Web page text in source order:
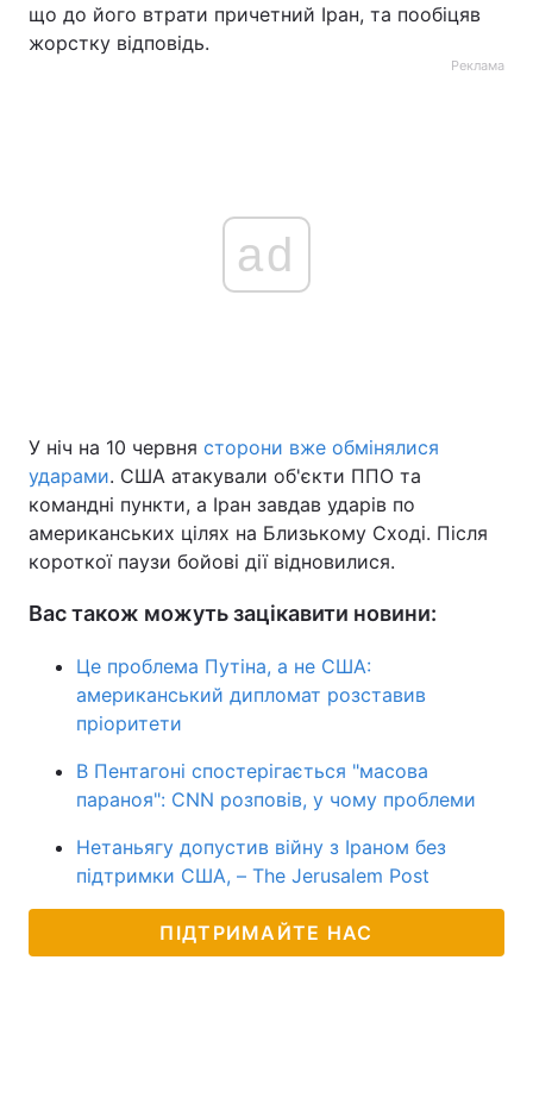
що до його втрати причетний Іран, та пообіцяв
жорстку відповідь.
Реклама
ad
У ніч на 10 червня сторони вже обмінялися
ударами. США атакували об'єкти ППО та
командні пункти, а Іран завдав ударів по
американських цілях на Близькому Сході. Після
короткої паузи бойові дії відновилися.
Вас також можуть зацікавити новини:
Це проблема Путіна, а не США:
американський дипломат розставив
пріоритети
В Пентагоні спостерігається "масова
параноя": CNN розповів, у чому проблеми
Нетаньягу допустив війну з Іраном без
підтримки США, – The Jerusalem Post
ПІДТРИМАЙТЕ НАС